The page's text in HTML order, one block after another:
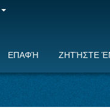
ΕΠΑΦΉ ΖΗΤΉΣΤΕ